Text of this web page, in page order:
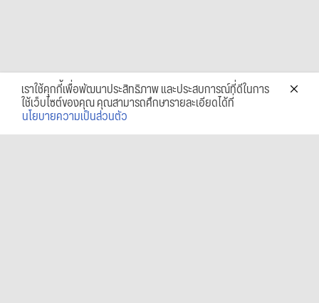
เราใช้คุกกี้เพื่อพัฒนาประสิทธิภาพ และประสบการณ์ที่ดีในการ
ใช้เว็บไซต์ของคุณ คุณสามารถศึกษารายละเอียดได้ที่
นโยบายความเป็นส่วนตัว